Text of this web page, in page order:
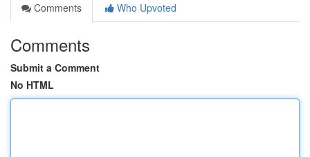
Comments
Who Upvoted
Comments
Submit a Comment
No HTML